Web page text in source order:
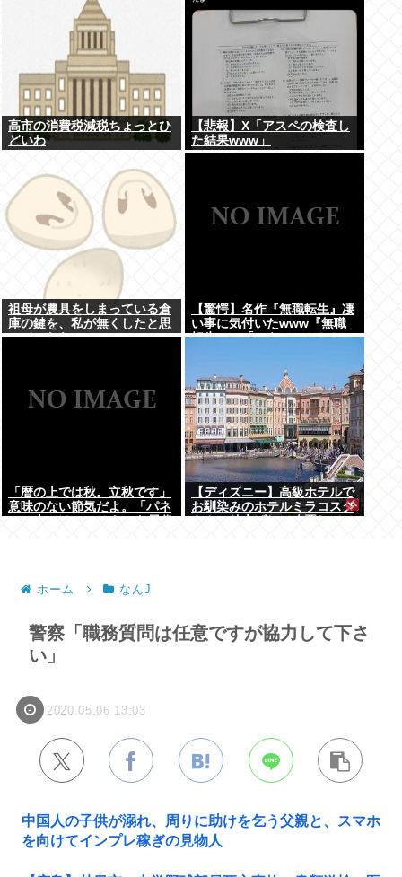
高市の消費税減税ちょっとひ
どいわ
【悲報】X「アスペの検査し
た結果www」
祖母が農具をしまっている倉
庫の鍵を、私が無くしたと思
っていたら…
【驚愕】名作『無職転生』凄
い事に気付いたwww『無職
転生』の「ロキシー」とかい
「暦の上では秋。立秋です」
意味のない節気だよ。「パネ
【ディズニー】高級ホテルで
お馴染みのホテルミラコスタ
ホーム なんJ
警察「職務質問は任意ですが協力して下さ
い」
2020.05.06 13:03
中国人の子供が溺れ、周りに助けを乞う父親と、スマホ
を向けてインプレ稼ぎの見物人